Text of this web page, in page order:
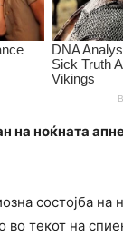
на ноќната
состојба на
во текот на